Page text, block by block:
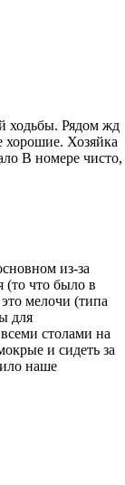
ходьбы. Рядом жд
хорошие. Хозяйка
В номере чисто,
из-за
(то что было в
мелочи (типа
для
столами на
и сидеть за
наше